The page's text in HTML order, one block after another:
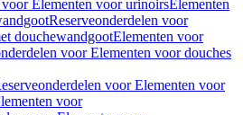
Elementen voor urinoirsElementen
Reserveonderdelen voor
douchewandgootElementen voor
voor Elementen voor douches
voor Elementen voor
voor